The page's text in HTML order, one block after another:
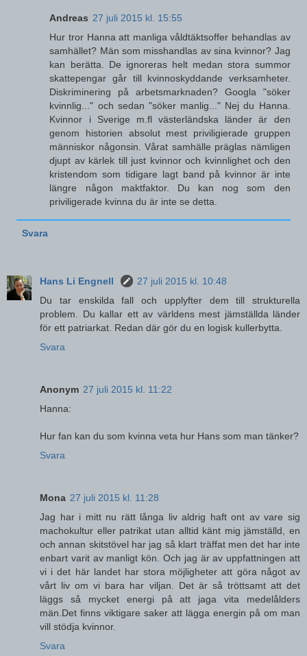
Andreas 27 juli 2015 kl. 15:55
Hur tror Hanna att manliga våldtäktsoffer behandlas av
samhället? Män som misshandlas av sina kvinnor? Jag
kan berätta. De ignoreras helt medan stora summor
skattepengar går till kvinnoskyddande verksamheter.
Diskriminering på arbetsmarknaden? Googla "söker
kvinnlig..." och sedan "söker manlig..." Nej du Hanna.
Kvinnor i Sverige m.fl västerländska länder är den
genom historien absolut mest priviligierade gruppen
människor någonsin. Vårat samhälle präglas nämligen
djupt av kärlek till just kvinnor och kvinnlighet och den
kristendom som tidigare lagt band på kvinnor är inte
längre någon maktfaktor. Du kan nog som den
priviligerade kvinna du är inte se detta.
Svara
Hans Li Engnell
27 juli 2015 kl. 10:48
Du tar enskilda fall och upplyfter dem till strukturella
problem. Du kallar ett av världens mest jämställda länder
för ett patriarkat. Redan där gör du en logisk kullerbytta.
Svara
Anonym 27 juli 2015 kl. 11:22
Hanna:
Hur fan kan du som kvinna veta hur Hans som man tänker?
Svara
Mona 27 juli 2015 kl. 11:28
Jag har i mitt nu rätt långa liv aldrig haft ont av vare sig
machokultur eller patrikat utan alltid känt mig jämställd, en
och annan skitstövel har jag så klart träffat men det har inte
enbart varit av manligt kön. Och jag är av uppfattningen att
vi i det här landet har stora möjligheter att göra något av
vårt liv om vi bara har viljan. Det är så tröttsamt att det
läggs så mycket energi på att jaga vita medelålders
män.Det finns viktigare saker att lägga energin på om man
vill stödja kvinnor.
Svara